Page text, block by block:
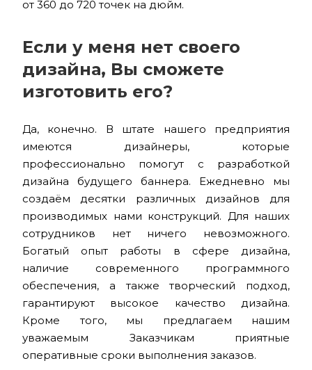
от 360 до 720 точек на дюйм.
Если у меня нет своего
дизайна, Вы сможете
изготовить его?
Да, конечно. В штате нашего предприятия
имеются дизайнеры, которые
профессионально помогут с разработкой
дизайна будущего баннера. Ежедневно мы
создаём десятки различных дизайнов для
производимых нами конструкций. Для наших
сотрудников нет ничего невозможного.
Богатый опыт работы в сфере дизайна,
наличие современного программного
обеспечения, а также творческий подход,
гарантируют высокое качество дизайна.
Кроме того, мы предлагаем нашим
уважаемым Заказчикам приятные
оперативные сроки выполнения заказов.